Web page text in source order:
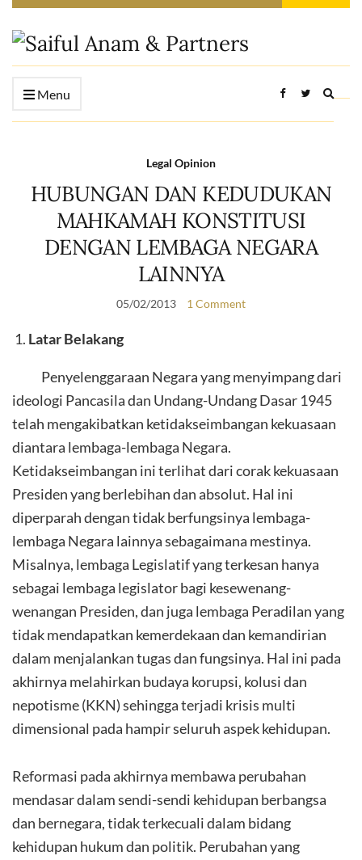
Menu
form
Legal Opinion
HUBUNGAN DAN KEDUDUKAN
MAHKAMAH KONSTITUSI
DENGAN LEMBAGA NEGARA
LAINNYA
05/02/2013 1 Comment
Latar Belakang
Penyelenggaraan Negara yang menyimpang dari
ideologi Pancasila dan Undang-Undang Dasar 1945
telah mengakibatkan ketidakseimbangan kekuasaan
diantara lembaga-lembaga Negara.
Ketidakseimbangan ini terlihat dari corak kekuasaan
Presiden yang berlebihan dan absolut. Hal ini
diperparah dengan tidak berfungsinya lembaga-
lembaga Negara lainnya sebagaimana mestinya.
Misalnya, lembaga Legislatif yang terkesan hanya
sebagai lembaga legislator bagi kesewenang-
wenangan Presiden, dan juga lembaga Peradilan yang
tidak mendapatkan kemerdekaan dan kemandirian
dalam menjalankan tugas dan fungsinya. Hal ini pada
akhirnya melahirkan budaya korupsi, kolusi dan
nepotisme (KKN) sehingga terjadi krisis multi
dimensional pada hampir seluruh aspek kehidupan.
Reformasi pada akhirnya membawa perubahan
mendasar dalam sendi-sendi kehidupan berbangsa
dan bernegara, tidak terkecuali dalam bidang
kehidupan hukum dan politik. Perubahan yang